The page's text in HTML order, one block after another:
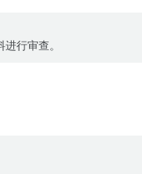
行审查。